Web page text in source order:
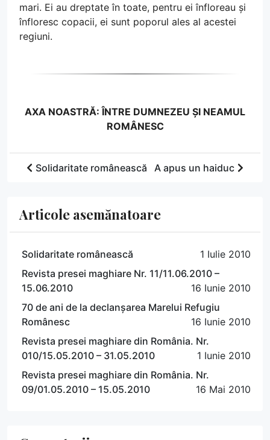
mari. Ei au dreptate în toate, pentru ei înfloreau și
înfloresc copacii, ei sunt poporul ales al acestei
regiuni.
AXA NOASTRĂ: ÎNTRE DUMNEZEU ȘI NEAMUL
ROMÂNESC
Solidaritate românească A apus un haiduc
Articole asemănatoare
Solidaritate românească
1 Iulie 2010
Revista presei maghiare Nr. 11/11.06.2010 –
15.06.2010
16 Iunie 2010
70 de ani de la declanșarea Marelui Refugiu
Românesc
16 Iunie 2010
Revista presei maghiare din România. Nr.
010/15.05.2010 – 31.05.2010
1 Iunie 2010
Revista presei maghiare din România. Nr.
09/01.05.2010 – 15.05.2010
16 Mai 2010